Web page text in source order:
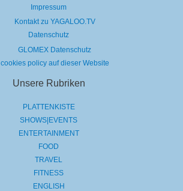
Impressum
Kontakt zu YAGALOO.TV
Datenschutz
GLOMEX Datenschutz
cookies policy auf dieser Website
Unsere Rubriken
PLATTENKISTE
SHOWS|EVENTS
ENTERTAINMENT
FOOD
TRAVEL
FITNESS
ENGLISH